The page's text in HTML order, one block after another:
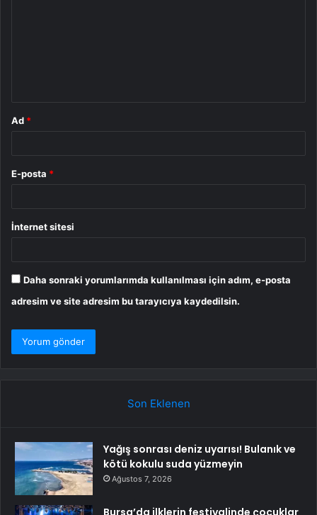
Ad *
E-posta *
İnternet sitesi
Daha sonraki yorumlarımda kullanılması için adım, e-posta
adresim ve site adresim bu tarayıcıya kaydedilsin.
Son Eklenen
Yağış sonrası deniz uyarısı! Bulanık ve
kötü kokulu suda yüzmeyin
Ağustos 7, 2026